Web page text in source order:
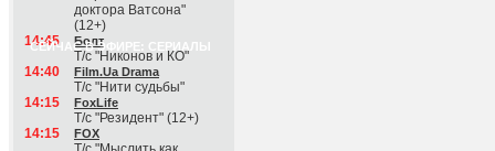
доктора Ватсона"
(12+)
СЕЙЧАС В ЭФИРЕ: СЕРИАЛЫ
14:45 Болт
Т/с "Никонов и КО"
14:40
Film.Ua Drama
Т/с "Нити судьбы"
14:15
FoxLife
Т/с "Резидент" (12+)
14:15
FOX